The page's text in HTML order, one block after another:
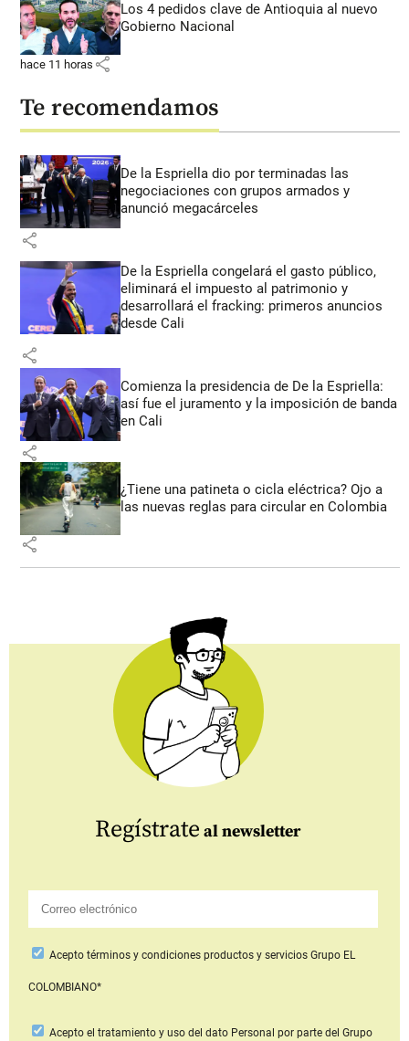
Los 4 pedidos clave de Antioquia al nuevo
Gobierno Nacional
hace 11 horas share
Te recomendamos
De la Espriella dio por terminadas las
negociaciones con grupos armados y
anunció megacárceles
share
De la Espriella congelará el gasto público,
eliminará el impuesto al patrimonio y
desarrollará el fracking: primeros anuncios
desde Cali
share
Comienza la presidencia de De la Espriella:
así fue el juramento y la imposición de banda
en Cali
share
¿Tiene una patineta o cicla eléctrica? Ojo a
las nuevas reglas para circular en Colombia
share
Regístrate al newsletter
Aceptotérminos y condiciones productos y serviciosGrupo EL
COLOMBIANO*
Acepto el tratamiento y uso del dato Personal por parte del Grupo